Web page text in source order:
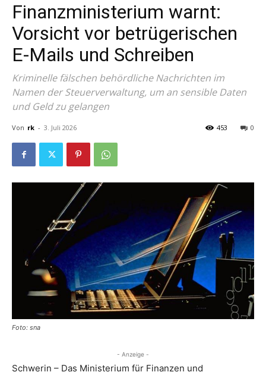
Finanzministerium warnt:
Vorsicht vor betrügerischen
E-Mails und Schreiben
Kriminelle fälschen behördliche Nachrichten im
Namen der Steuerverwaltung, um an sensible Daten
und Geld zu gelangen
Von rk - 3. Juli 2026 0
453
Foto: sna
- Anzeige -
Schwerin – Das Ministerium für Finanzen und